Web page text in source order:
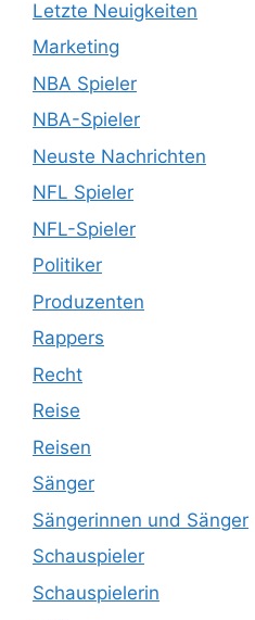
Letzte Neuigkeiten
Marketing
NBA Spieler
NBA-Spieler
Neuste Nachrichten
NFL Spieler
NFL-Spieler
Politiker
Produzenten
Rappers
Recht
Reise
Reisen
Sänger
Sängerinnen und Sänger
Schauspieler
Schauspielerin